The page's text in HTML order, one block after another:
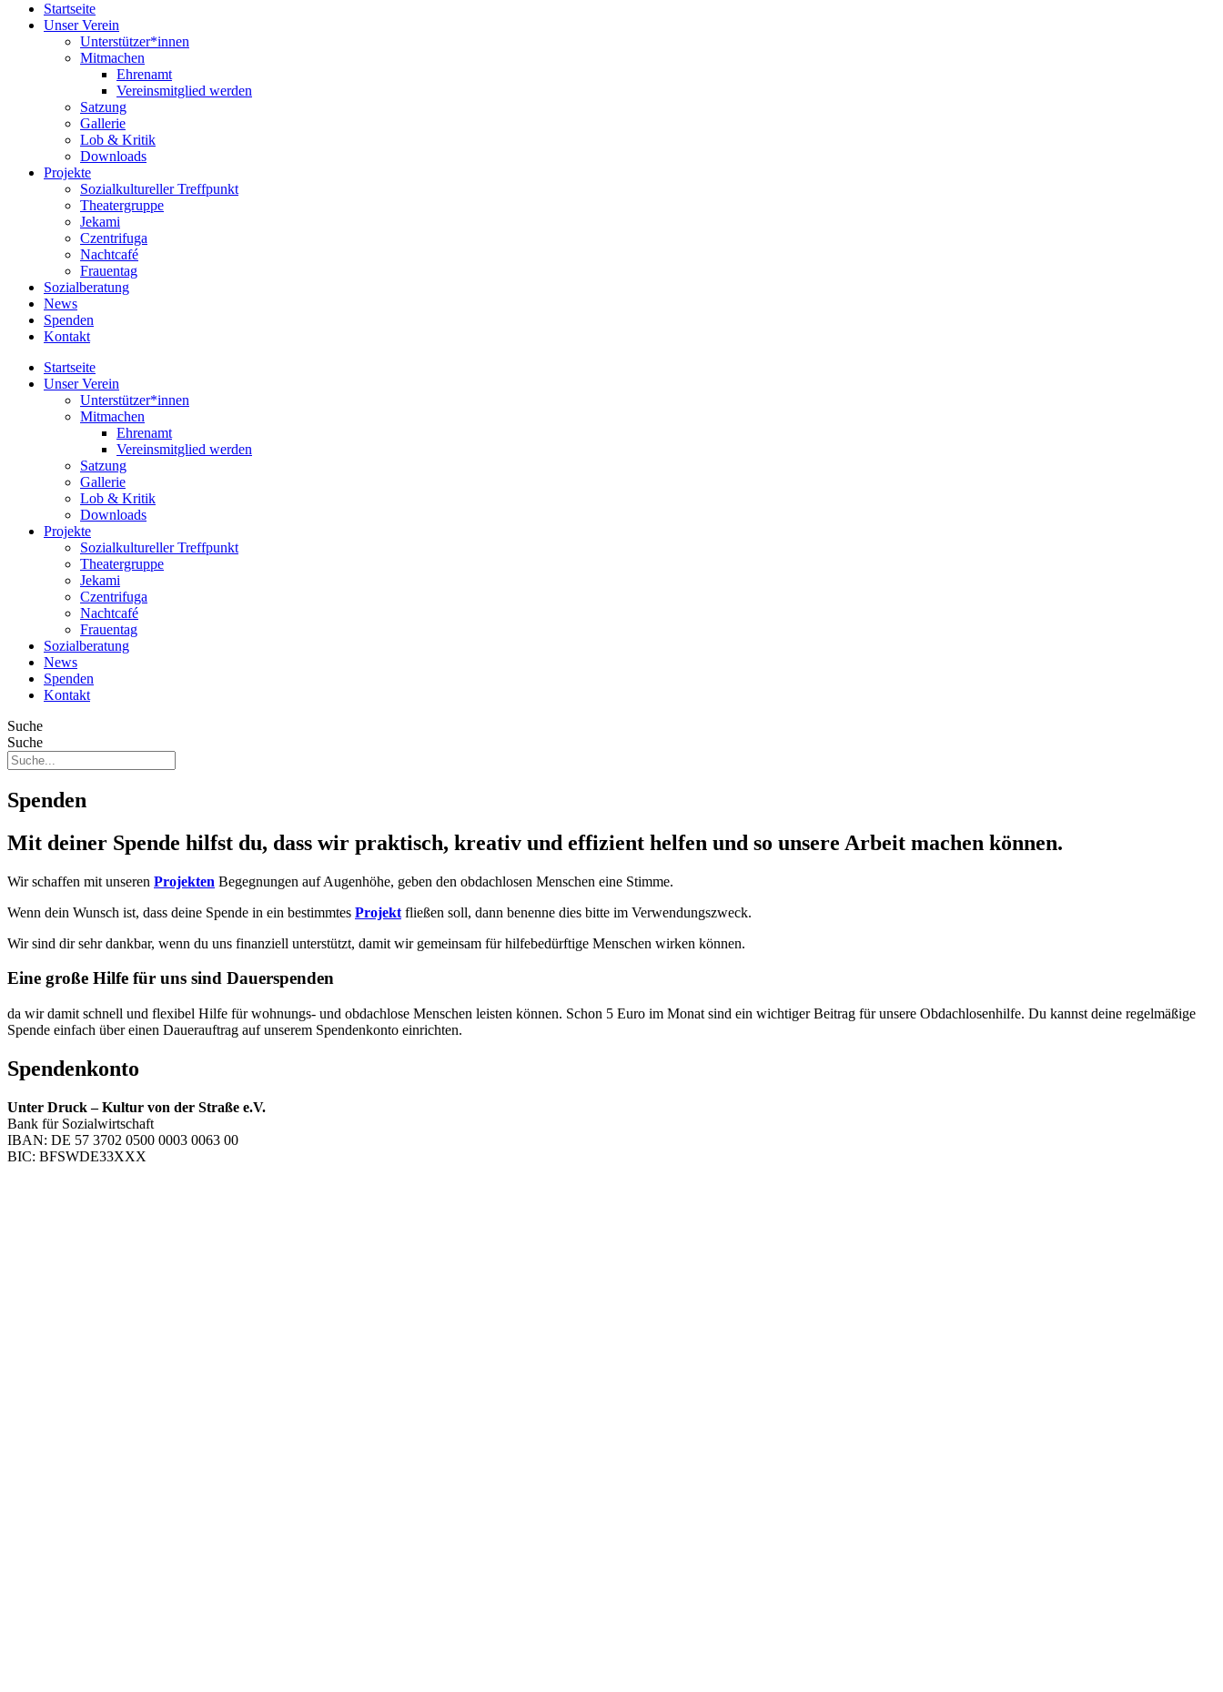
Startseite
Unser Verein
Unterstützer*innen
Mitmachen
Ehrenamt
Vereinsmitglied werden
Satzung
Gallerie
Lob & Kritik
Downloads
Projekte
Sozialkultureller Treffpunkt
Theatergruppe
Jekami
Czentrifuga
Nachtcafé
Frauentag
Sozialberatung
News
Spenden
Kontakt
Startseite
Unser Verein
Unterstützer*innen
Mitmachen
Ehrenamt
Vereinsmitglied werden
Satzung
Gallerie
Lob & Kritik
Downloads
Projekte
Sozialkultureller Treffpunkt
Theatergruppe
Jekami
Czentrifuga
Nachtcafé
Frauentag
Sozialberatung
News
Spenden
Kontakt
Suche
Suche
Spenden
Mit deiner Spende hilfst du, dass wir praktisch, kreativ und effizient helfen und so unsere Arbeit machen können.
Wir schaffen mit unseren Projekten Begegnungen auf Augenhöhe, geben den obdachlosen Menschen eine Stimme.
Wenn dein Wunsch ist, dass deine Spende in ein bestimmtes Projekt fließen soll, dann benenne dies bitte im Verwendungszweck.
Wir sind dir sehr dankbar, wenn du uns finanziell unterstützt, damit wir gemeinsam für hilfebedürftige Menschen wirken können.
Eine große Hilfe für uns sind Dauerspenden
da wir damit schnell und flexibel Hilfe für wohnungs- und obdachlose Menschen leisten können. Schon 5 Euro im Monat sind ein wichtiger Beitrag für unsere Obdachlosenhilfe. Du kannst deine regelmäßige
Spende einfach über einen Dauerauftrag auf unserem Spendenkonto einrichten.
Spendenkonto
Unter Druck – Kultur von der Straße e.V.
Bank für Sozialwirtschaft
IBAN: DE 57 3702 0500 0003 0063 00
BIC: BFSWDE33XXX